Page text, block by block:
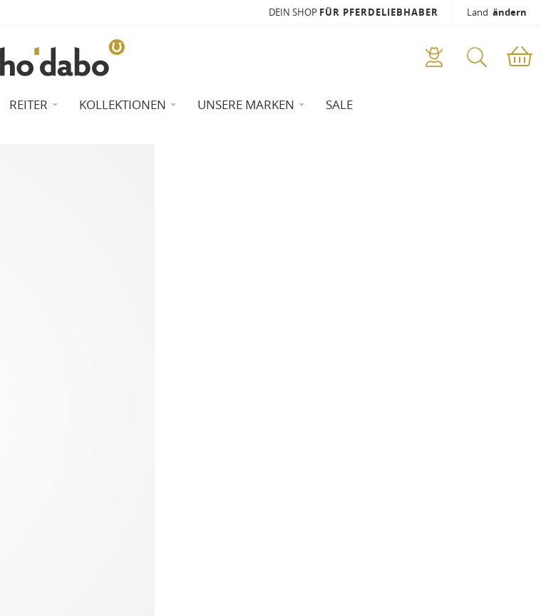
DEIN SHOP FÜR PFERDELIEBHABER Land ändern
REITER KOLLEKTIONEN UNSERE MARKEN SALE